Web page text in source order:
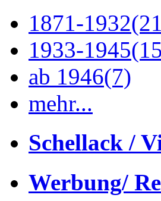
1871-1932
1933-1945
ab 1946(7)
mehr...
Schellack /
Werbung/